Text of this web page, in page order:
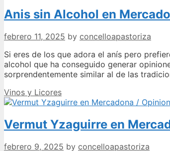
Anis sin Alcohol en
febrero 11, 2025 by concelloapastoriza
Si eres de los que adora el anís pero
alcohol que ha conseguido generar
sorprendentemente similar al de las
Categories
Vinos y Licores
Vermut Yzaguirre en
febrero 9, 2025 by concelloapastoriza